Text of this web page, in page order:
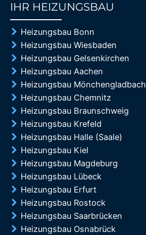
IHR HEIZUNGSBAU
Heizungsbau Bonn
Heizungsbau Wiesbaden
Heizungsbau Gelsenkirchen
Heizungsbau Aachen
Heizungsbau Mönchengladbach
Heizungsbau Chemnitz
Heizungsbau Braunschweig
Heizungsbau Krefeld
Heizungsbau Halle (Saale)
Heizungsbau Kiel
Heizungsbau Magdeburg
Heizungsbau Lübeck
Heizungsbau Erfurt
Heizungsbau Rostock
Heizungsbau Saarbrücken
Heizungsbau Osnabrück